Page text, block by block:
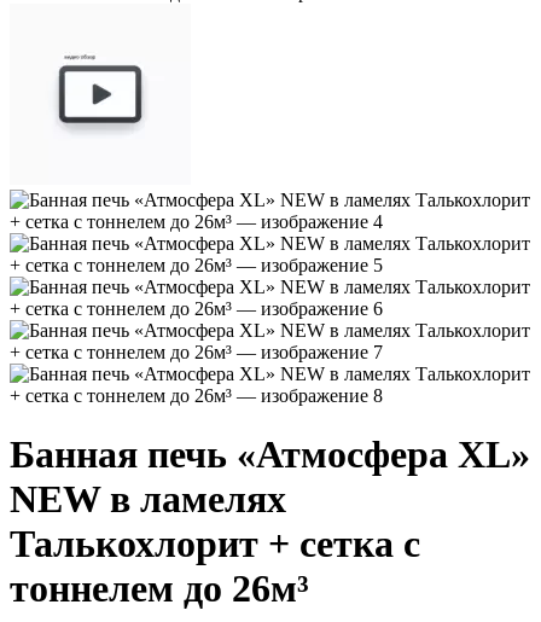
Банная печь «Атмосфера XL»
NEW в ламелях
Талькохлорит + сетка с
тоннелем до 26м³